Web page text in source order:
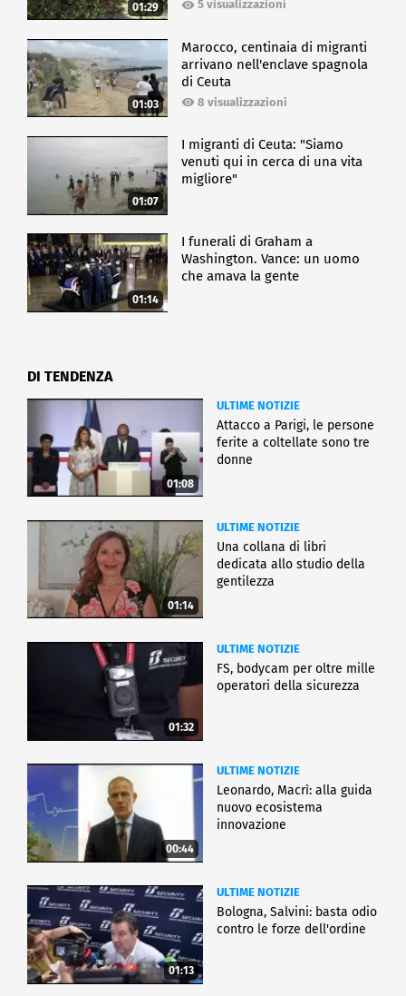
01:29 5 visualizzazioni
01:03
Marocco, centinaia di migranti
arrivano nell'enclave spagnola
di Ceuta
8 visualizzazioni
01:07
I migranti di Ceuta: "Siamo
venuti qui in cerca di una vita
migliore"
01:14
I funerali di Graham a
Washington. Vance: un uomo
che amava la gente
DI TENDENZA
01:08
ULTIME NOTIZIE
Attacco a Parigi, le persone
ferite a coltellate sono tre
donne
01:14
ULTIME NOTIZIE
Una collana di libri
dedicata allo studio della
gentilezza
01:32
ULTIME NOTIZIE
FS, bodycam per oltre mille
operatori della sicurezza
00:44
ULTIME NOTIZIE
Leonardo, Macrì: alla guida
nuovo ecosistema
innovazione
01:13
ULTIME NOTIZIE
Bologna, Salvini: basta odio
contro le forze dell'ordine